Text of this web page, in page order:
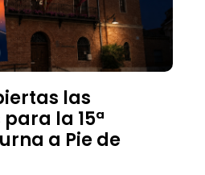
las
la 15ª
a Pie de